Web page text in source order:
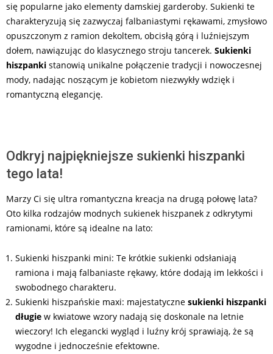
się popularne jako elementy damskiej garderoby. Sukienki te
charakteryzują się zazwyczaj falbaniastymi rękawami, zmysłowo
opuszczonym z ramion dekoltem, obcisłą górą i luźniejszym
dołem, nawiązując do klasycznego stroju tancerek. Sukienki
hiszpanki stanowią unikalne połączenie tradycji i nowoczesnej
mody, nadając noszącym je kobietom niezwykły wdzięk i
romantyczną elegancję.
Odkryj najpiękniejsze sukienki hiszpanki
tego lata!
Marzy Ci się ultra romantyczna kreacja na drugą połowę lata?
Oto kilka rodzajów modnych sukienek hiszpanek z odkrytymi
ramionami, które są idealne na lato:
Sukienki hiszpanki mini: Te krótkie sukienki odsłaniają
ramiona i mają falbaniaste rękawy, które dodają im lekkości i
swobodnego charakteru.
Sukienki hiszpańskie maxi: majestatyczne sukienki hiszpanki
długie w kwiatowe wzory nadają się doskonale na letnie
wieczory! Ich elegancki wygląd i luźny krój sprawiają, że są
wygodne i jednocześnie efektowne.